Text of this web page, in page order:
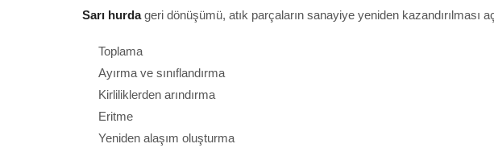
Sarı hurdageri dönüşümü, atık parçaların sanayiye yeniden kazandırılması
Toplama
Ayırma ve sınıflandırma
Kirliliklerden arındırma
Eritme
Yeniden alaşım oluşturma